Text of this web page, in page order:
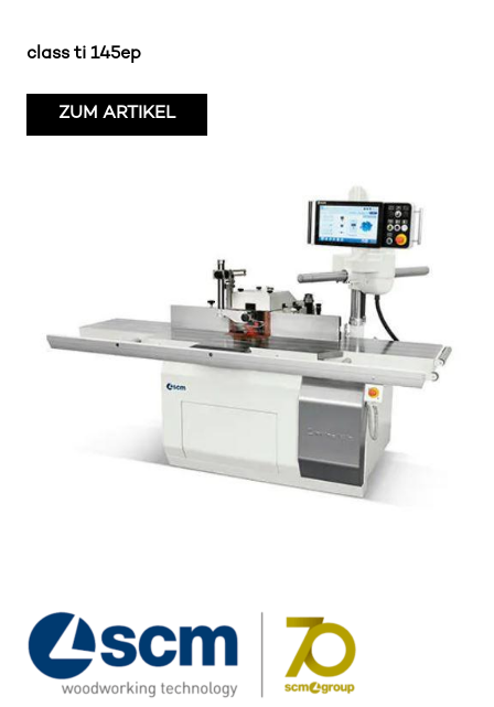
class ti 145ep
ZUM ARTIKEL